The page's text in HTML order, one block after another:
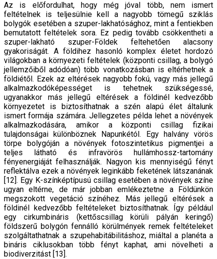
Az is előfordulhat, hogy még jóval több, nem ismert
feltételnek is teljesülnie kell a nagyobb tömegű sziklás
bolygók esetében a szuper-lakhatósághoz, mint a fentiekben
bemutatott feltételek sora. Ez pedig tovább csökkentheti a
szuper-lakható szuper-Földek feltehetően alacsony
gyakoriságát. A földihez hasonló komplex életet hordozó
világokban a környezeti feltételek (központi csillag, a bolygó
jellemzőiből adódóan) több vonatkozásban is eltérhetnek a
földiétől. Ezek az eltérések nagyobb fokú, vagy más jellegű
alkalmazkodóképességet is tehetnek szükségessé,
ugyanakkor más jellegű eltérések a földinél kedvezőbb
környezetet is biztosíthatnak a szén alapú élet általunk
ismert formája számára. Jellegzetes példa lehet a növények
alkalmazkodására, amikor a központi csillag fizikai
tulajdonságai különböznek Napunkétól. Egy halvány vörös
törpe bolygóján a növények fotoszintetikus pigmentjei a
teljes látható és infravörös hullámhossz-tartomány
fényenergiáját felhasználják. Nagyon kis mennyiségű fényt
reflektálva ezek a növények leginkább feketének látszanának
[12]. Egy K-színképtípusú csillag esetében a növények színe
ugyan eltérne, de már jobban emlékeztetne a Földünkön
megszokott vegetáció színéhez. Más jellegű eltérések a
földinél kedvezőbb feltételeket biztosíthatnak. Így például
egy cirkumbináris (kettőscsillag körüli pályán keringő)
földszerű bolygón fennálló körülmények remek feltételeket
szolgáltathatnak a szupehabitábilitáshoz, miáltal a planéta a
bináris ciklusokban több fényt kaphat, ami növelheti a
biodiverzitást [13].